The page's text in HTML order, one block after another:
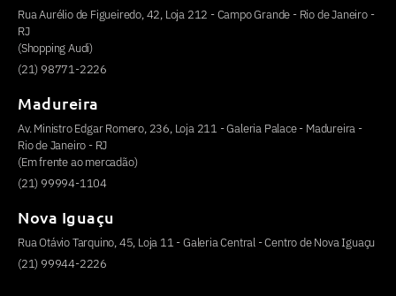
Rua Aurélio de Figueiredo, 42, Loja 212 - Campo Grande - Rio de Janeiro -
RJ
(Shopping Audi)
(21) 98771-2226
Madureira
Av. Ministro Edgar Romero, 236, Loja 211 - Galeria Palace - Madureira -
Rio de Janeiro - RJ
(Em frente ao mercadão)
(21) 99994-1104
Nova Iguaçu
Rua Otávio Tarquino, 45, Loja 11 - Galeria Central - Centro de Nova Iguaçu
(21) 99944-2226